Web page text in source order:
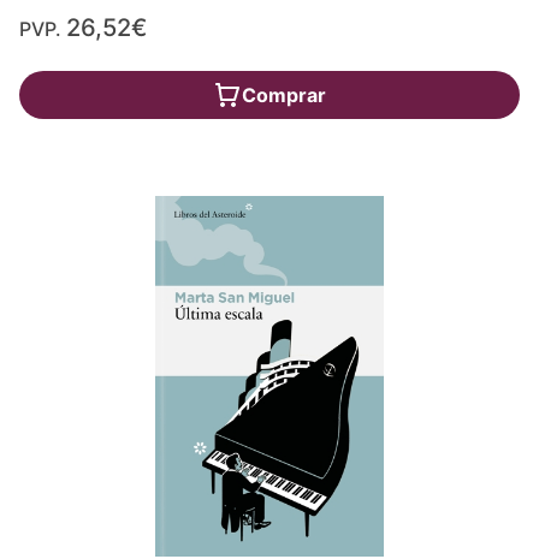
PVP. 26,52€
Comprar